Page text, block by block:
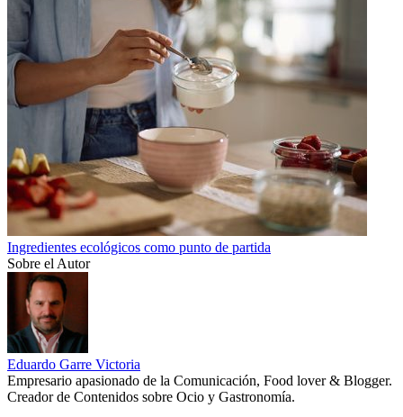
Ingredientes ecológicos como punto de partida
Sobre el Autor
Eduardo Garre Victoria
Empresario apasionado de la Comunicación, Food lover & Blogger.
Creador de Contenidos sobre Ocio y Gastronomía.